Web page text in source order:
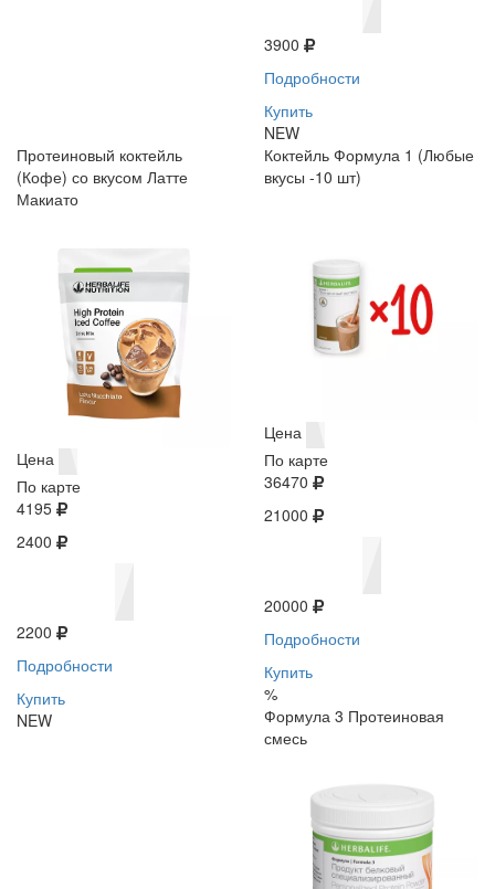
3900
Подробности
Купить
NEW
Протеиновый коктейль
(Кофе) со вкусом Латте
Макиато
Цена
По карте
4195
2400
2200
Подробности
Купить
NEW
Коктейль Формула 1 (Любые
вкусы -10 шт)
Цена
По карте
36470
21000
20000
Подробности
Купить
%
Формула 3 Протеиновая
смесь